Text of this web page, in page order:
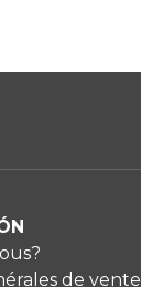
de vente